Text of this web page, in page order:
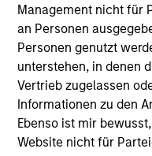
Management nicht für
an Personen
Personen genutzt
unterstehen, in denen
Vertrieb zugelassen
Informationen zu den
Ebenso ist mir
Website nicht für
As of July 25, 2025. The
and educational
the investment
(for realized holdings),
current holdings). The
are the property of their